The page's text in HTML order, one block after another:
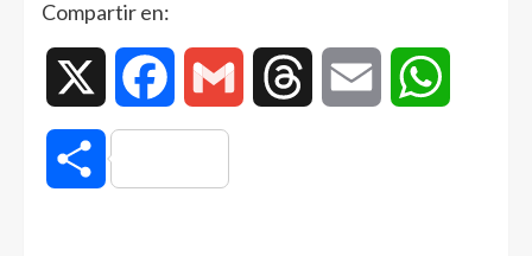
Compartir en:
Facebook Gmail Threads Email
Compartir